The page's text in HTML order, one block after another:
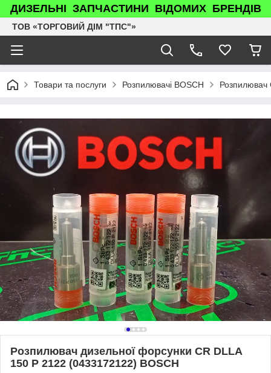
ДИЗЕЛЬНІ ЗАПЧАСТИНИ ВІДОМИХ БРЕНДІВ
ТОВ «ТОРГОВИЙ ДІМ "ТПС"»
Товари та послуги Розпилювачі BOSCH Розпилювач
Розпилювач дизельної форсунки CR DLLA
150 P 2122 (0433172122) BOSCH